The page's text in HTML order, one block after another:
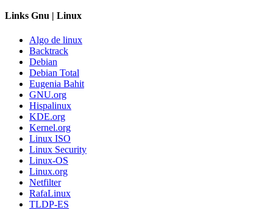
Links Gnu | Linux
Algo de linux
Backtrack
Debian
Debian Total
Eugenia Bahit
GNU.org
Hispalinux
KDE.org
Kernel.org
Linux ISO
Linux Security
Linux-OS
Linux.org
Netfilter
RafaLinux
TLDP-ES